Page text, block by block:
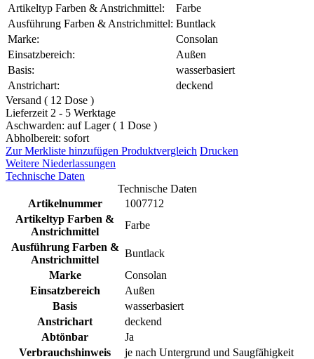
Artikeltyp Farben & Anstrichmittel:
Farbe
Ausführung Farben & Anstrichmittel: Buntlack
Marke:
Consolan
Einsatzbereich:
Außen
Basis:
wasserbasiert
Anstrichart:
deckend
Versand ( 12 Dose )
Lieferzeit 2 - 5 Werktage
Aschwarden: auf Lager ( 1 Dose )
Abholbereit: sofort
Zur Merkliste hinzufügen Produktvergleich Drucken
Weitere Niederlassungen
Technische Daten
Technische Daten
Artikelnummer
1007712
Artikeltyp Farben &
Anstrichmittel
Farbe
Ausführung Farben &
Anstrichmittel
Buntlack
Marke
Consolan
Einsatzbereich
Außen
Basis
wasserbasiert
Anstrichart
deckend
Abtönbar
Ja
Verbrauchshinweis
je nach Untergrund und Saugfähigkeit